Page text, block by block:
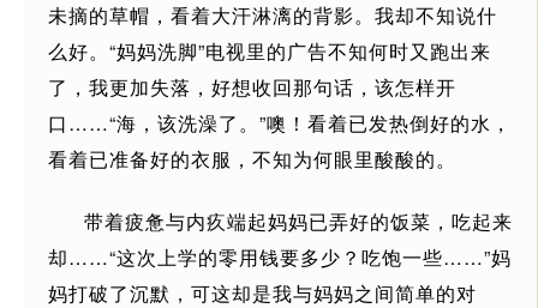
未摘的草帽，看着大汗淋漓的背影。我却不知说什
么好。“妈妈洗脚”电视里的广告不知何时又跑出来
了，我更加失落，好想收回那句话，该怎样开
口……“海，该洗澡了。”噢！看着已发热倒好的水，
看着已准备好的衣服，不知为何眼里酸酸的。
带着疲惫与内疚端起妈妈已弄好的饭菜，吃起来
却……“这次上学的零用钱要多少？吃饱一些……”妈
妈打破了沉默，可这却是我与妈妈之间简单的对